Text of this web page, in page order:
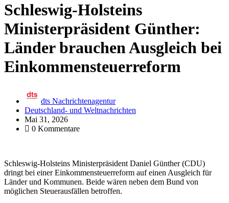
Schleswig-Holsteins
Ministerpräsident Günther:
Länder brauchen Ausgleich bei
Einkommensteuerreform
dts Nachrichtenagentur
Deutschland- und Weltnachrichten
Mai 31, 2026
0 Kommentare
Schleswig-Holsteins Ministerpräsident Daniel Günther (CDU)
dringt bei einer Einkommensteuerreform auf einen Ausgleich für
Länder und Kommunen. Beide wären neben dem Bund von
möglichen Steuerausfällen betroffen.